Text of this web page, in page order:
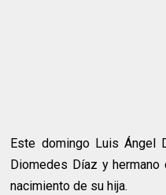
Este domingo Luis Ángel
Diomedes Díaz y
nacimiento de su hija.